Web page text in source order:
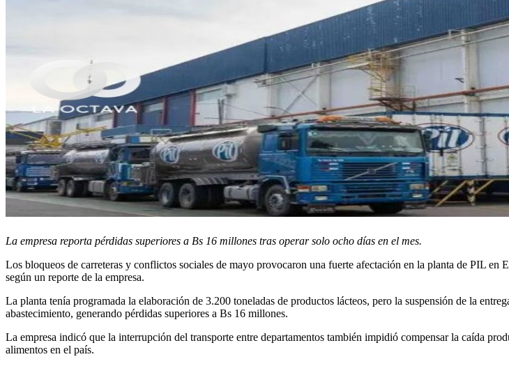
La empresa reporta pérdidas superiores a Bs 16 millones tras operar solo ocho días en el mes.
Los bloqueos de carreteras y conflictos sociales de mayo provocaron una fuerte afectación en la planta de PIL
según un reporte de la empresa.
La planta tenía programada la elaboración de 3.200 toneladas de productos lácteos, pero la suspensión de la
abastecimiento, generando pérdidas superiores a Bs 16 millones.
La empresa indicó que la interrupción del transporte entre departamentos también impidió compensar la caída
alimentos en el país.